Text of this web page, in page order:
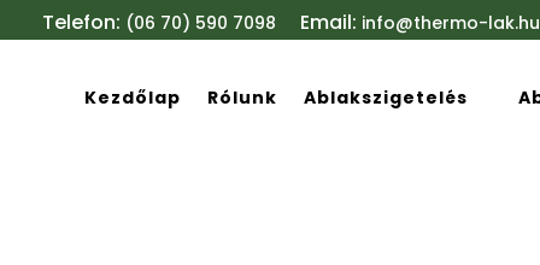
Telefon: (06 70) 590 7098 Email: info@thermo-lak.hu
Kezdőlap Rólunk Ablakszigetelés